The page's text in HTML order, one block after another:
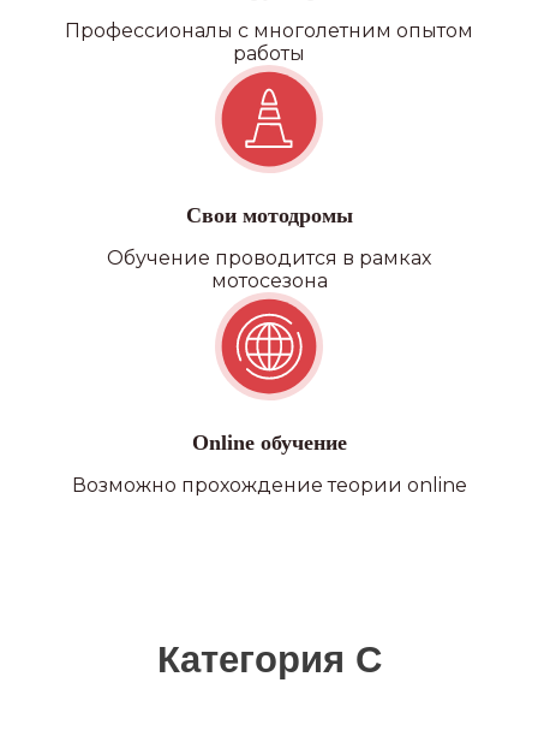
Профессионалы с многолетним опытом
работы
Свои мотодромы
Обучение проводится в рамках
мотосезона
Online обучение
Возможно прохождение теории online